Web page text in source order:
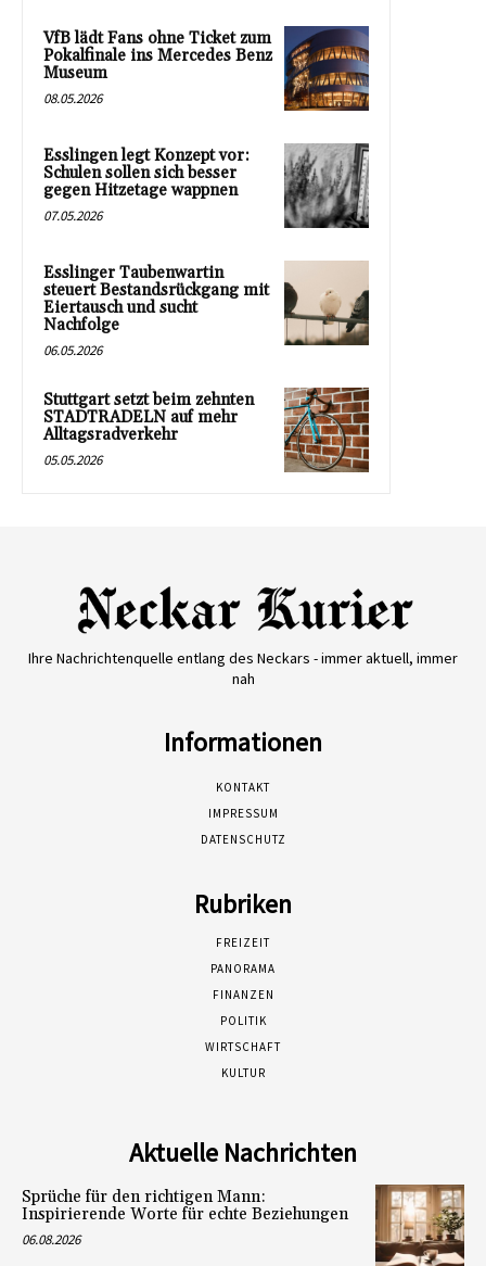
VfB lädt Fans ohne Ticket zum
Pokalfinale ins Mercedes Benz
Museum
08.05.2026
Esslingen legt Konzept vor:
Schulen sollen sich besser
gegen Hitzetage wappnen
07.05.2026
Esslinger Taubenwartin
steuert Bestandsrückgang mit
Eiertausch und sucht
Nachfolge
06.05.2026
Stuttgart setzt beim zehnten
STADTRADELN auf mehr
Alltagsradverkehr
05.05.2026
Ihre Nachrichtenquelle entlang des Neckars - immer aktuell, immer
nah
Informationen
KONTAKT
IMPRESSUM
DATENSCHUTZ
Rubriken
FREIZEIT
PANORAMA
FINANZEN
POLITIK
WIRTSCHAFT
KULTUR
Aktuelle Nachrichten
Sprüche für den richtigen Mann:
Inspirierende Worte für echte Beziehungen
06.08.2026